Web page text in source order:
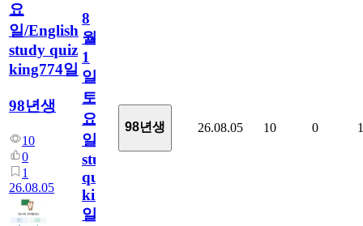
요
일/English
study quiz
king774일
98년생
10
0
1
26.08.05
8
월
1
일
토
요
일/English
study
quiz
king774
일
98년생 26.08.05 10 0 1